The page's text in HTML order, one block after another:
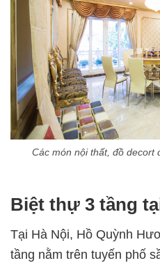
Các món nội thất, đồ decort
Biệt thự 3 tầng
Tại Hà Nội, Hồ Quỳnh
tầng nằm trên tuyến phố